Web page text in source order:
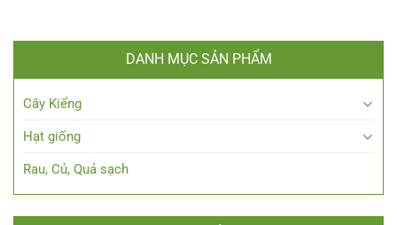
DANH MỤC SẢN PHẨM
Cây Kiểng
Hạt giống
Rau, Củ, Quả sạch